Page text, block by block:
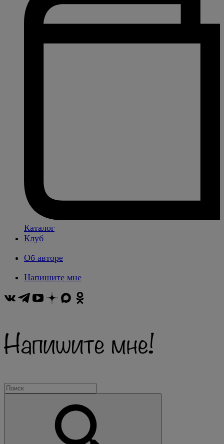
Каталог
Клуб
Об авторе
Напишите мне